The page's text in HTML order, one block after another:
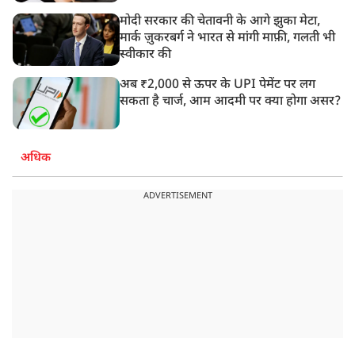
मोदी सरकार की चेतावनी के आगे झुका मेटा,
मार्क ज़ुकरबर्ग ने भारत से मांगी माफ़ी, गलती भी
स्वीकार की
अब ₹2,000 से ऊपर के UPI पेमेंट पर लग
सकता है चार्ज, आम आदमी पर क्या होगा असर?
अधिक
ADVERTISEMENT